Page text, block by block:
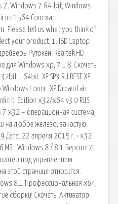
7, Windows 7 64-bit, Windows
1564 Conexant
Please tell us what you think of
your product: 1. IBD Laptop
Рутокен. Realtek HD
для Windows xp, 7 и 8. Скачать
и 64bit. XP SP3 RU BEST XP
Windows Loner -XP DreamLair
Edition x32/x64 v3.0 RUS.
x32 – операционная система,
на любое железо, зачастую.
Дата: 22 апреля 2015 г. • x32
; Windows 8 / 8.1 Версия: 7-
под управлением
странице относится.
8.1 Профессиональная x64,
сборки! Скачать. Активатор